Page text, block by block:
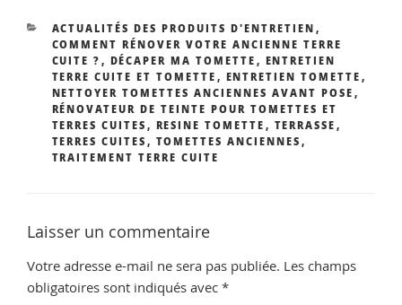
CATÉGORIES
ACTUALITÉS DES PRODUITS D'ENTRETIEN ,
COMMENT RÉNOVER VOTRE ANCIENNE TERRE
CUITE ? , DÉCAPER MA TOMETTE , ENTRETIEN
TERRE CUITE ET TOMETTE , ENTRETIEN TOMETTE ,
NETTOYER TOMETTES ANCIENNES AVANT POSE ,
RÉNOVATEUR DE TEINTE POUR TOMETTES ET
TERRES CUITES , RESINE TOMETTE , TERRASSE ,
TERRES CUITES , TOMETTES ANCIENNES ,
TRAITEMENT TERRE CUITE
Laisser un commentaire
Votre adresse e-mail ne sera pas publiée. Les champs
obligatoires sont indiqués avec *